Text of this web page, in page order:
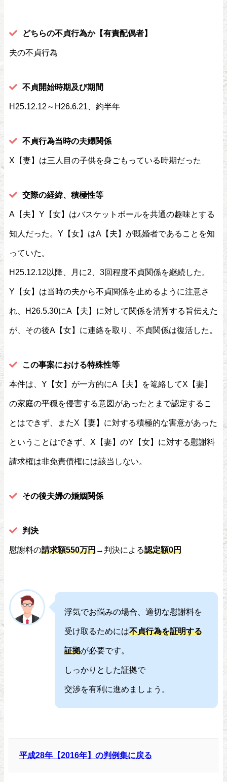
どちらの不貞行為か【有責配偶者】
夫の不貞行為
不貞開始時期及び期間
H25.12.12～H26.6.21、約半年
不貞行為当時の夫婦関係
X【妻】は三人目の子供を身ごもっている時期だった
交際の経緯、積極性等
A【夫】Y【女】はバスケットボールを共通の趣味とする
知人だった。Y【女】はA【夫】が既婚者であることを知
っていた。
H25.12.12以降、月に2、3回程度不貞関係を継続した。
Y【女】は当時の夫から不貞関係を止めるように注意さ
れ、H26.5.30にA【夫】に対して関係を清算する旨伝えた
が、その後A【女】に連絡を取り、不貞関係は復活した。
この事案における特殊性等
本件は、Y【女】が一方的にA【夫】を篭絡してX【妻】
の家庭の平穏を侵害する意図があったとまで認定するこ
とはできず、またX【妻】に対する積極的な害意があった
ということはできず、X【妻】のY【女】に対する慰謝料
請求権は非免責債権には該当しない。
その後夫婦の婚姻関係
判決
慰謝料の請求額550万円→判決による認定額0円
浮気でお悩みの場合、適切な慰謝料を
受け取るためには不貞行為を証明する
証拠が必要です。
しっかりとした証拠で
交渉を有利に進めましょう。
平成28年【2016年】の判例集に戻る